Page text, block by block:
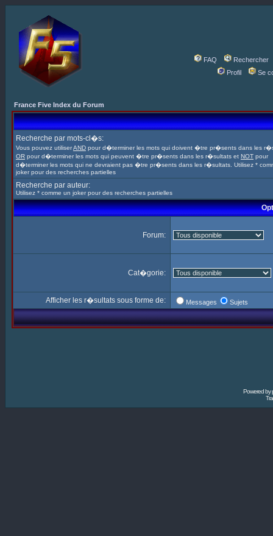
FAQ
Rechercher
Profil
Se
France Five Index du Forum
Recherche par mots-cl�s:
Vous pouvez utiliserAND pour d�terminer les mots qui doivent �tre pr�sents dans les
OR pour d�terminer les mots qui peuvent �tre pr�sents dans les r�sultats et NOT pour
d�terminer les mots qui ne devraient pas �tre pr�sents dans les r�sultats. Utilisez *
joker pour des recherches partielles
Recherche par auteur:
Utilisez * comme un joker pour des recherches partielles
Forum:
Cat�gorie:
Afficher les r�sultats sous forme de: Messages Sujets
Powered by